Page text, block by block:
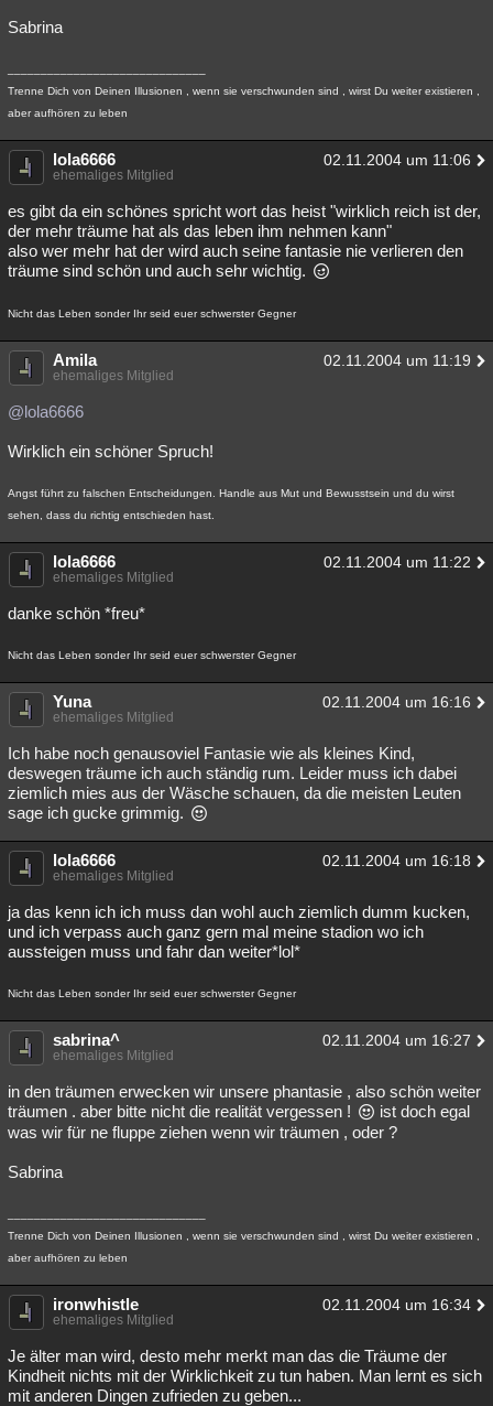
Sabrina
Trenne Dich von Deinen Illusionen , wenn sie verschwunden sind , wirst Du weiter existieren ,
aber aufhören zu leben
lola6666 02.11.2004 um 11:06
ehemaliges Mitglied
es gibt da ein schönes spricht wort das heist "wirklich reich ist der,
der mehr träume hat als das leben ihm nehmen kann"
also wer mehr hat der wird auch seine fantasie nie verlieren den
träume sind schön und auch sehr wichtig.
Nicht das Leben sonder Ihr seid euer schwerster Gegner
Amila 02.11.2004 um 11:19
ehemaliges Mitglied
@lola6666
Wirklich ein schöner Spruch!
Angst führt zu falschen Entscheidungen. Handle aus Mut und Bewusstsein und du wirst
sehen, dass du richtig entschieden hast.
lola6666 02.11.2004 um 11:22
ehemaliges Mitglied
danke schön *freu*
Nicht das Leben sonder Ihr seid euer schwerster Gegner
Yuna 02.11.2004 um 16:16
ehemaliges Mitglied
Ich habe noch genausoviel Fantasie wie als kleines Kind,
deswegen träume ich auch ständig rum. Leider muss ich dabei
ziemlich mies aus der Wäsche schauen, da die meisten Leuten
sage ich gucke grimmig.
lola6666 02.11.2004 um 16:18
ehemaliges Mitglied
ja das kenn ich ich muss dan wohl auch ziemlich dumm kucken,
und ich verpass auch ganz gern mal meine stadion wo ich
aussteigen muss und fahr dan weiter*lol*
Nicht das Leben sonder Ihr seid euer schwerster Gegner
sabrina^ 02.11.2004 um 16:27
ehemaliges Mitglied
in den träumen erwecken wir unsere phantasie , also schön weiter
träumen . aber bitte nicht die realität vergessen !
ist doch egal
was wir für ne fluppe ziehen wenn wir träumen , oder ?
Sabrina
Trenne Dich von Deinen Illusionen , wenn sie verschwunden sind , wirst Du weiter existieren ,
aber aufhören zu leben
ironwhistle 02.11.2004 um 16:34
ehemaliges Mitglied
Je älter man wird, desto mehr merkt man das die Träume der
Kindheit nichts mit der Wirklichkeit zu tun haben. Man lernt es sich
mit anderen Dingen zufrieden zu geben...